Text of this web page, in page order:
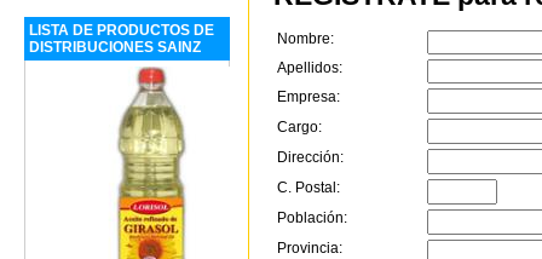
LISTA DE PRODUCTOS DE
DISTRIBUCIONES SAINZ
Nombre:
Apellidos:
Empresa:
Cargo:
Dirección:
C. Postal:
Población:
Provincia: